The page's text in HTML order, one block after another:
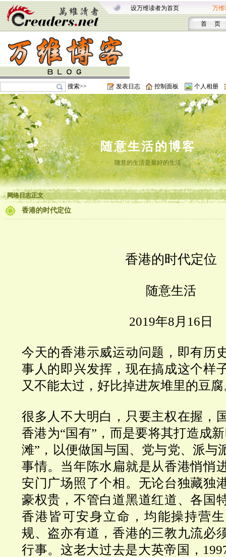
设万维读者为首页 万维
首 页
搜索>> 发表日志 控制面板 个人相册
随意生活的博客
随意的生活是最好的生活
网络日志正文
香港的时代定位
香港的时代定位
随意生活
2019年8 月 16 日
今天的香港示威运动问题，即有历
事人的即兴发挥，现在搞成这个样
又不能太过，好比掉进灰堆里的豆
很多人不大明白，只要主权在握，
香港为“ 国有” ，而是要将其打造成
滩” ，以便做国与国、党与党、派与
事情。 当年陈水扁就是从香港悄悄
安门广场照了个相。 无论台独藏独
豪权贵，不管白道黑道红道、各国
香港皆可安身立命，均能操持营
规、盗亦有道，香港的三教九流必
行事。这老大过去是大英帝国，